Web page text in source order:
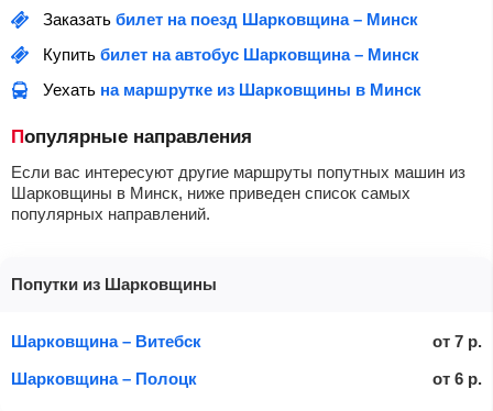
Заказать билет на поезд Шарковщина – Минск
Купить билет на автобус Шарковщина – Минск
Уехать на маршрутке из Шарковщины в Минск
Популярные направления
Если вас интересуют другие маршруты попутных машин из
Шарковщины в Минск, ниже приведен список самых
популярных направлений.
Попутки из Шарковщины
Шарковщина – Витебск от 7 р.
Шарковщина – Полоцк
от 6 р.